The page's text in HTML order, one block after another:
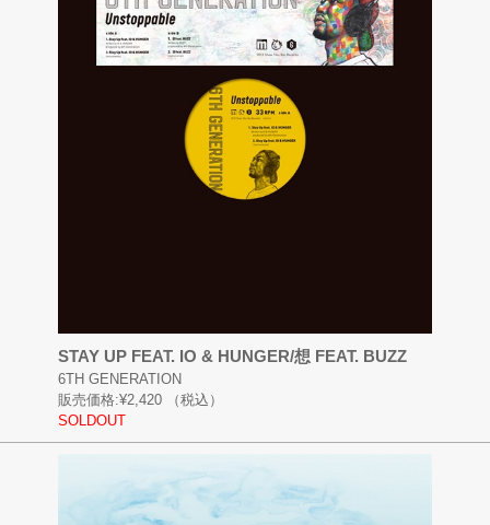
STAY UP FEAT. IO & HUNGER/想 FEAT. BUZZ
6TH GENERATION
販売価格:¥2,420
（税込）
SOLDOUT